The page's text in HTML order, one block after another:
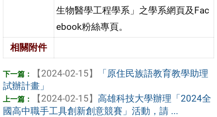
生物醫學工程學系」之學系網頁及Fac
ebook粉絲專頁。
相關附件
【2024-02-15】
「原住民族語教育教學助理
試辦計畫」
【2024-02-15】 高雄科技大學辦理「2024全
國高中職手工具創新創意競賽」活動，請 ...